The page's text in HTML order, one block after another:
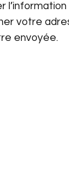
votre
envoyée.